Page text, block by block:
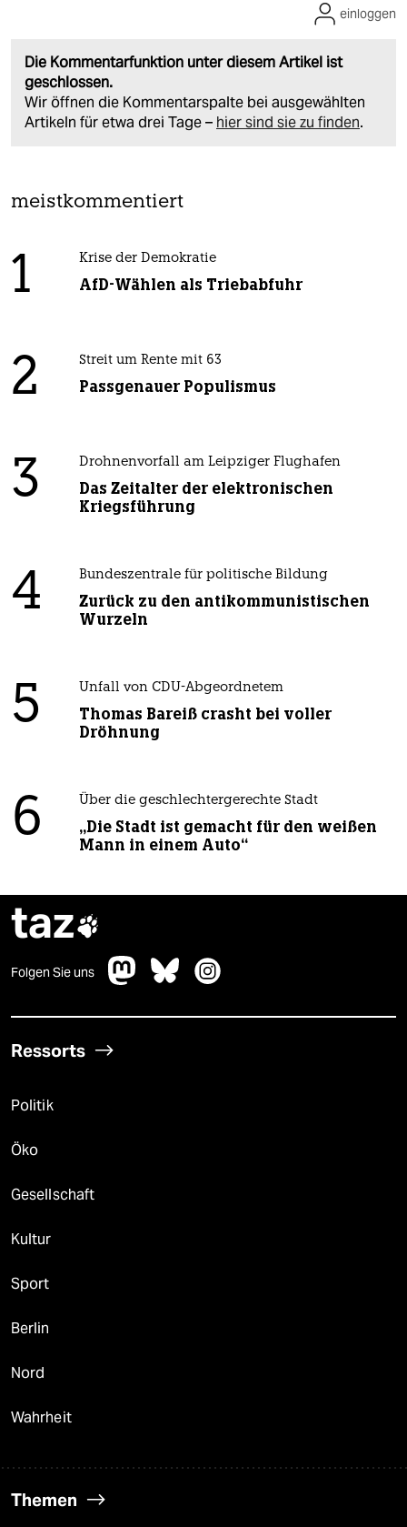
Die Kommentarfunktion unter diesem Artikel ist
geschlossen.
Wir öffnen die Kommentarspalte bei ausgewählten
Artikeln für etwa drei Tage – hier sind sie zu finden.
einloggen
meistkommentiert
1 Krise der Demokratie
AfD-Wählen als Triebabfuhr
2 Streit um Rente mit 63
Passgenauer Populismus
3 Drohnenvorfall am Leipziger Flughafen
Das Zeitalter der elektronischen
Kriegsführung
4 Bundeszentrale für politische Bildung
Zurück zu den antikommunistischen
Wurzeln
5 Unfall von CDU-Abgeordnetem
Thomas Bareiß crasht bei voller
Dröhnung
6 Über die geschlechtergerechte Stadt
„Die Stadt ist gemacht für den weißen
Mann in einem Auto“
taz
Folgen Sie uns
Ressorts
Politik
Öko
Gesellschaft
Kultur
Sport
Berlin
Nord
Wahrheit
Themen